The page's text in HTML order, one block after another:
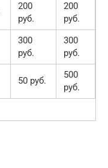
200
руб.
200
руб.
300
руб.
300
руб.
50 руб.
500
руб.